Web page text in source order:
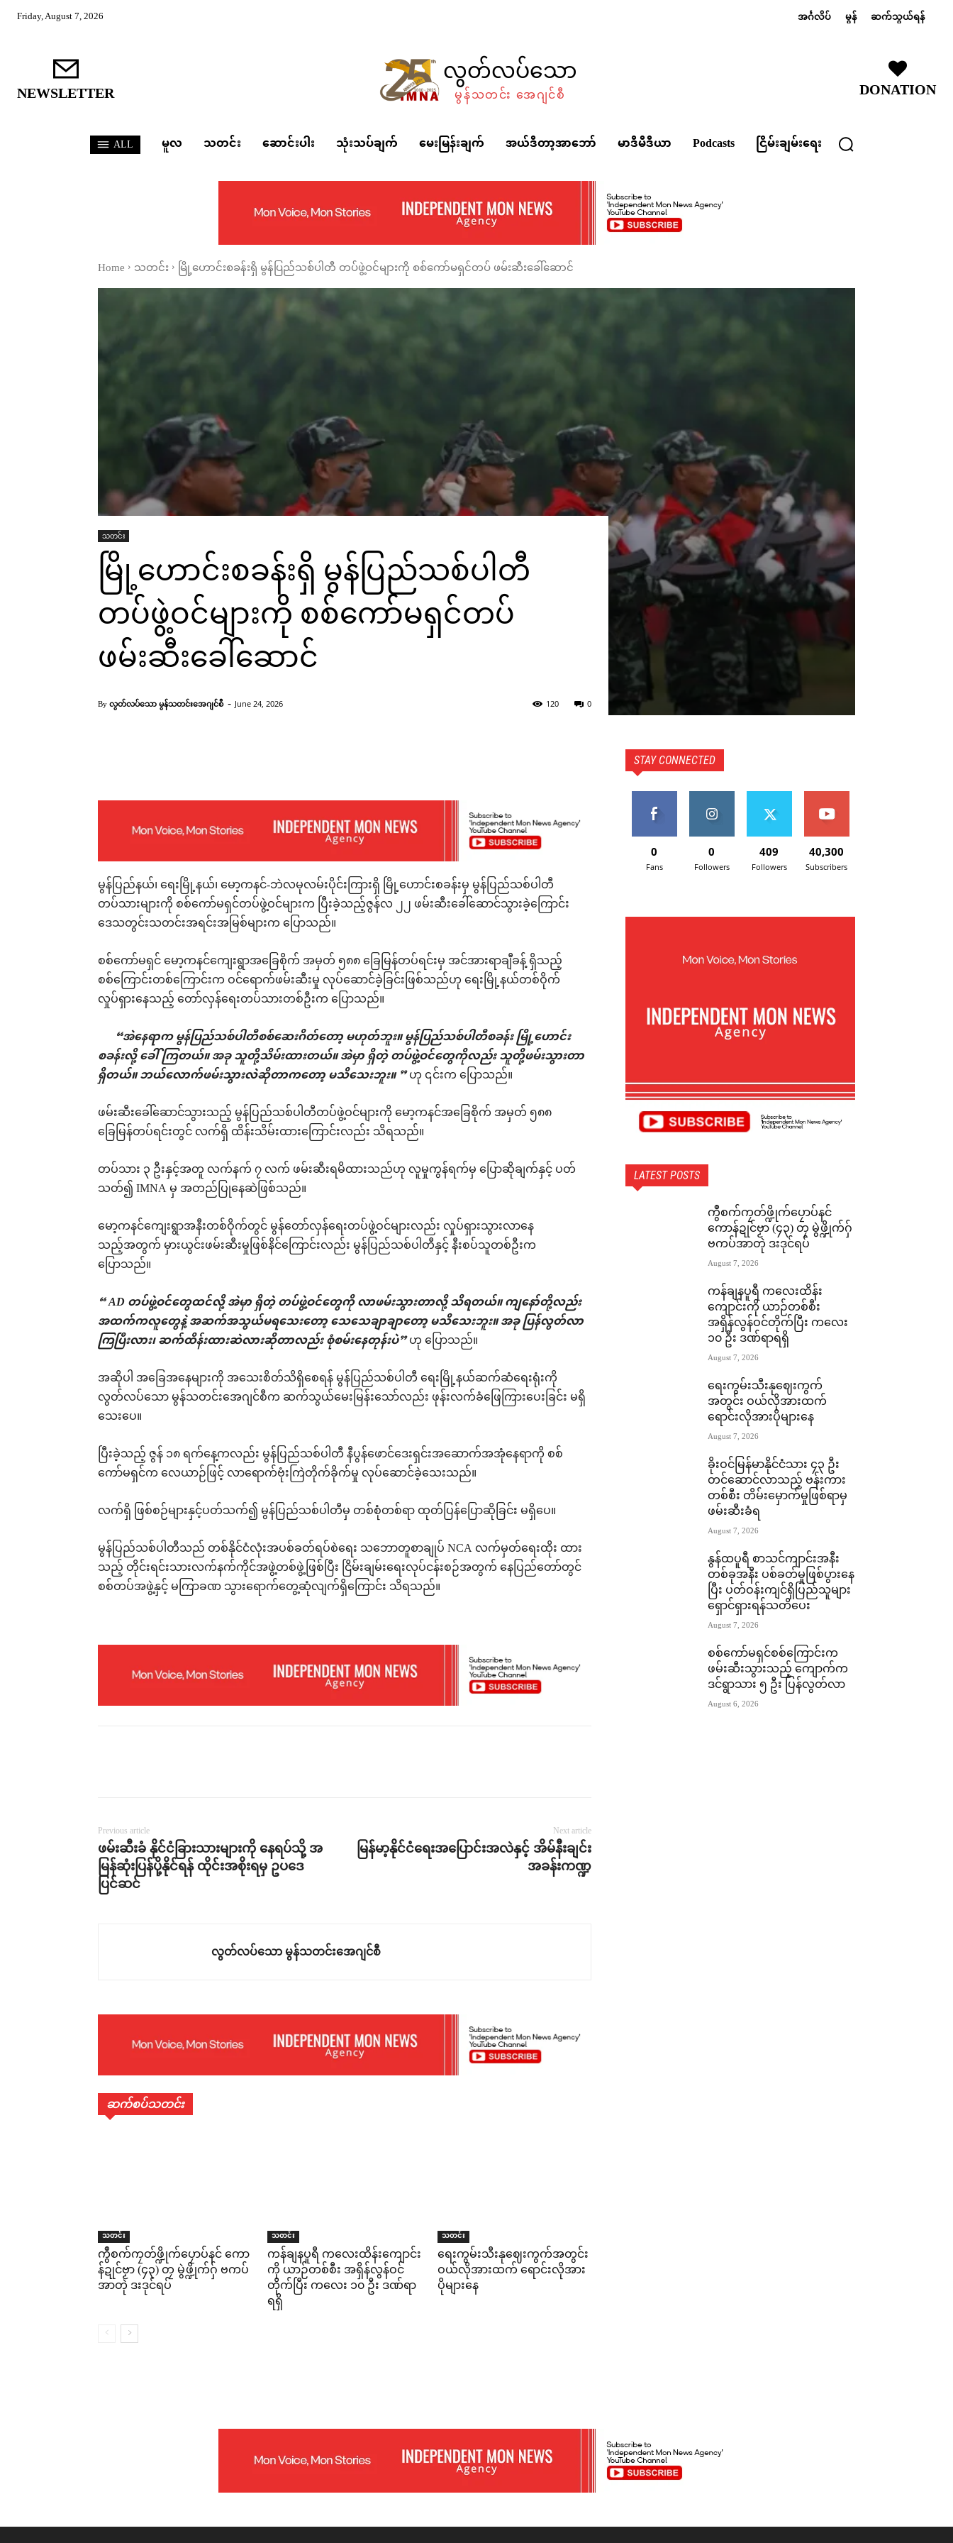
Friday, August 7, 2026 အင်္ဂလိပ် မွန် ဆက်သွယ်ရန်
NEWSLETTER လွတ်လပ်သော
မွန်သတင်း အေဂျင်စီ DONATION
ALL မူလ သတင်း ဆောင်းပါး သုံးသပ်ချက် မေးမြန်းချက် အယ်ဒီတာ့အာဘော် မာဒီမီဒီယာ Podcasts ငြိမ်းချမ်းရေး
Home သတင်း မြို့ဟောင်းစခန်းရှိ မွန်ပြည်သစ်ပါတီ တပ်ဖွဲ့ဝင်များကို စစ်ကော်မရှင်တပ် ဖမ်းဆီးခေါ်ဆောင်
သတင်း
မြို့ဟောင်းစခန်းရှိ မွန်ပြည်သစ်ပါတီ
တပ်ဖွဲ့ဝင်များကို စစ်ကော်မရှင်တပ်
ဖမ်းဆီးခေါ်ဆောင်
By လွတ်လပ်သော မွန်သတင်းအေဂျင်စီ - June 24, 2026 0
120
မွန်ပြည်နယ်၊ ရေးမြို့နယ်၊ မော့ကနင်-ဘဲလမုလမ်းပိုင်းကြားရှိ မြို့ဟောင်းစခန်းမှ မွန်ပြည်သစ်ပါတီ
တပ်သားများကို စစ်ကော်မရှင်တပ်ဖွဲ့ဝင်များက ပြီးခဲ့သည့်ဇွန်လ ၂၂ ဖမ်းဆီးခေါ်ဆောင်သွားခဲ့ကြောင်း
ဒေသတွင်းသတင်းအရင်းအမြစ်များက ပြောသည်။
စစ်ကော်မရှင် မော့ကနင်ကျေးရွာအခြေစိုက် အမှတ် ၅၈၈ ခြေမြန်တပ်ရင်းမှ အင်အားရာချီခန့် ရှိသည့်
စစ်ကြောင်းတစ်ကြောင်းက ဝင်ရောက်ဖမ်းဆီးမှု လုပ်ဆောင်ခဲ့ခြင်းဖြစ်သည်ဟု ရေးမြို့နယ်တစ်ဝိုက်
လှုပ်ရှားနေသည့် တော်လှန်ရေးတပ်သားတစ်ဦးက ပြောသည်။
“အဲနေရာက မွန်ပြည်သစ်ပါတီစစ်ဆေးဂိတ်တော့ မဟုတ်ဘူး။ မွန်ပြည်သစ်ပါတီစခန်း မြို့ဟောင်း
စခန်းလို့ ခေါ်ကြတယ်။ အခု သူတို့သိမ်းထားတယ်။ အဲမှာ ရှိတဲ့ တပ်ဖွဲ့ဝင်တွေကိုလည်း သူတို့ဖမ်းသွားတာ
ရှိတယ်။ ဘယ်လောက်ဖမ်းသွားလဲဆိုတာကတော့ မသိသေးဘူး။ ”ဟု ၎င်းက ပြောသည်။
ဖမ်းဆီးခေါ်ဆောင်သွားသည့် မွန်ပြည်သစ်ပါတီတပ်ဖွဲ့ဝင်များကို မော့ကနင်အခြေစိုက် အမှတ် ၅၈၈
ခြေမြန်တပ်ရင်းတွင် လက်ရှိ ထိန်းသိမ်းထားကြောင်းလည်း သိရသည်။
တပ်သား ၃ ဦးနှင့်အတူ လက်နက် ၇ လက် ဖမ်းဆီးရမိထားသည်ဟု လူမှုကွန်ရက်မှ ပြောဆိုချက်နှင့် ပတ်
သတ်၍ IMNA မှ အတည်ပြုနေဆဲဖြစ်သည်။
မော့ကနင်ကျေးရွာအနီးတစ်ဝိုက်တွင် မွန်တော်လှန်ရေးတပ်ဖွဲ့ဝင်များလည်း လှုပ်ရှားသွားလာနေ
သည့်အတွက် မှားယွင်းဖမ်းဆီးမှုဖြစ်နိင်ကြောင်းလည်း မွန်ပြည်သစ်ပါတီနှင့် နီးစပ်သူတစ်ဦးက
ပြောသည်။
“ AD တပ်ဖွဲ့ဝင်တွေထင်လို့ အဲမှာ ရှိတဲ့ တပ်ဖွဲ့ဝင်တွေကို လာဖမ်းသွားတာလို့ သိရတယ်။ ကျနော်တို့လည်း
အထက်ကလူတွေနဲ့ အဆက်အသွယ်မရသေးတော့ သေသေချာချာတော့ မသိသေးဘူး။ အခု ပြန်လွတ်လာ
ကြပြီးလား၊ ဆက်ထိန်းထားဆဲလားဆိုတာလည်း စုံစမ်းနေတုန်းပဲ”ဟု ပြောသည်။
အဆိုပါ အခြေအနေများကို အသေးစိတ်သိရှိစေရန် မွန်ပြည်သစ်ပါတီ ရေးမြို့နယ်ဆက်ဆံရေးရုံးကို
လွတ်လပ်သော မွန်သတင်းအေဂျင်စီက ဆက်သွယ်မေးမြန်းသော်လည်း ဖုန်းလက်ခံဖြေကြားပေးခြင်း မရှိ
သေးပေ။
ပြီးခဲ့သည့် ဇွန် ၁၈ ရက်နေ့ကလည်း မွန်ပြည်သစ်ပါတီ နီပွန်ဖောင်ဒေးရှင်းအဆောက်အအုံနေရာကို စစ်
ကော်မရှင်က လေယာဉ်ဖြင့် လာရောက်ဗုံးကြဲတိုက်ခိုက်မှု လုပ်ဆောင်ခဲ့သေးသည်။
လက်ရှိ ဖြစ်စဉ်များနှင့်ပတ်သက်၍ မွန်ပြည်သစ်ပါတီမှ တစ်စုံတစ်ရာ ထုတ်ပြန်ပြောဆိုခြင်း မရှိပေ။
မွန်ပြည်သစ်ပါတီသည် တစ်နိုင်ငံလုံးအပစ်ခတ်ရပ်စဲရေး သဘောတူစာချုပ် NCA လက်မှတ်ရေးထိုး ထား
သည့် တိုင်းရင်းသားလက်နက်ကိုင်အဖွဲ့တစ်ဖွဲ့ဖြစ်ပြီး ငြိမ်းချမ်းရေးလုပ်ငန်းစဉ်အတွက် နေပြည်တော်တွင်
စစ်တပ်အဖွဲ့နှင့် မကြာခဏ သွားရောက်တွေ့ဆုံလျက်ရှိကြောင်း သိရသည်။
Previous article
ဖမ်းဆီးခံ နိုင်ငံခြားသားများကို နေရပ်သို့ အ
မြန်ဆုံးပြန်ပို့နိုင်ရန် ထိုင်းအစိုးရမှ ဥပဒေ
ပြင်ဆင်
Next article
မြန်မာ့နိုင်ငံရေးအပြောင်းအလဲနှင့် အိမ်နီးချင်း
အခန်းကဏ္ဍ
လွတ်လပ်သော မွန်သတင်းအေဂျင်စီ
ဆက်စပ်သတင်း
သတင်း
ကွဳစက်ကၠတ်ဖ္ဍိုက်ပၠောပ်နင် ကော
န်ဍုင်ဗၟာ (၄၃) တၠ မွဲဖ္ဍိုက်ဂှ် ဗကပ်
အာတုဲ ဒးဒုင်ရပ်
သတင်း
ကန်ချနပူရီ ကလေးထိန်းကျောင်း
ကို ယာဉ်တစ်စီး အရှိန်လွန်ဝင်
တိုက်ပြီး ကလေး ၁၀ ဦး ဒဏ်ရာ
ရရှိ
သတင်း
ရေးကွမ်းသီးနုဈေးကွက်အတွင်း
ဝယ်လိုအားထက် ရောင်းလိုအား
ပိုများနေ
STAY CONNECTED
0
Fans
0
Followers
409
Followers
40,300
Subscribers
LATEST POSTS
ကွဳစက်ကၠတ်ဖ္ဍိုက်ပၠောပ်နင်
ကောန်ဍုင်ဗၟာ (၄၃) တၠ မွဲဖ္ဍိုက်ဂှ်
ဗကပ်အာတုဲ ဒးဒုင်ရပ်
August 7, 2026
ကန်ချနပူရီ ကလေးထိန်း
ကျောင်းကို ယာဉ်တစ်စီး
အရှိန်လွန်ဝင်တိုက်ပြီး ကလေး
၁၀ ဦး ဒဏ်ရာရရှိ
August 7, 2026
ရေးကွမ်းသီးနုဈေးကွက်
အတွင်း ဝယ်လိုအားထက်
ရောင်းလိုအားပိုများနေ
August 7, 2026
ခိုးဝင်မြန်မာနိုင်ငံသား ၄၃ ဦး
တင်ဆောင်လာသည့် ဗန်းကား
တစ်စီး တိမ်းမှောက်မှုဖြစ်ရာမှ
ဖမ်းဆီးခံရ
August 7, 2026
နွန်ထပူရီ စာသင်ကျာင်းအနီး
တစ်ခုအနီး ပစ်ခတ်မှုဖြစ်ပွားနေ
ပြီး ပတ်ဝန်းကျင်ရှိပြည်သူများ
ရှောင်ရှားရန်သတိပေး
August 7, 2026
စစ်ကော်မရှင်စစ်ကြောင်းက
ဖမ်းဆီးသွားသည့် ကျောက်က
ဒင်ရွာသား ၅ ဦး ပြန်လွတ်လာ
August 6, 2026